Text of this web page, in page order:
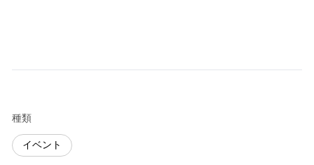
種類
イベント